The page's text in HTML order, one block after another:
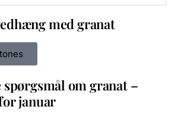
med granat
om granat –
januar